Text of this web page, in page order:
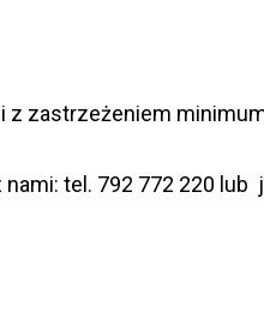
z zastrzeżeniem
tel. 792 772 220 lub